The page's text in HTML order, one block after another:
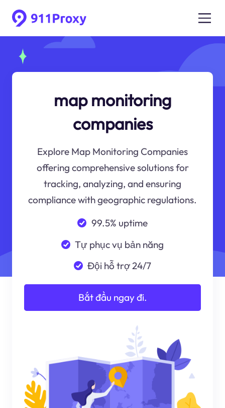
map monitoring
companies
Explore Map Monitoring Companies
offering comprehensive solutions for
tracking, analyzing, and ensuring
compliance with geographic regulations.
99.5% uptime
Tự phục vụ bản năng
Đội hỗ trợ 24/7
Bắt đầu ngay đi.